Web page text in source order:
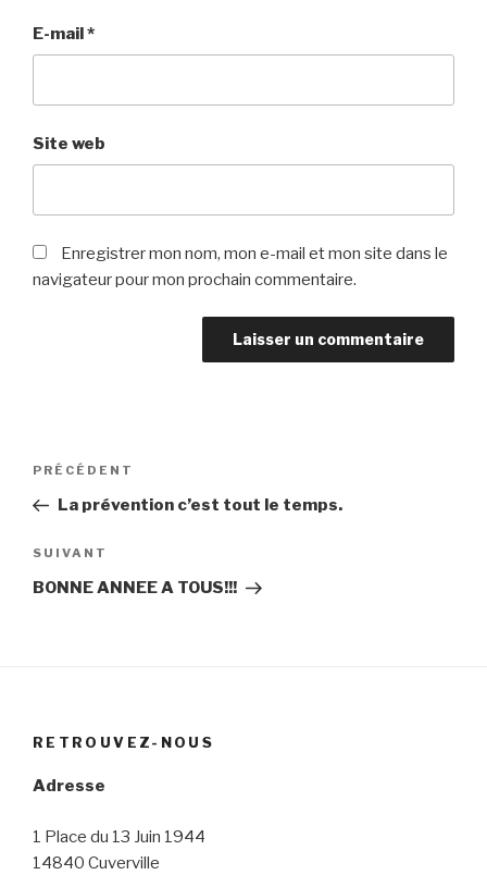
E-mail*
Site web
Enregistrer mon nom, mon e-mail et mon site dans le
navigateur pour mon prochain commentaire.
Navigation
l’article
Article
précédent
PRÉCÉDENT
La prévention c’est tout le temps.
Article
suivant
SUIVANT
BONNE ANNEE A TOUS!!!
RETROUVEZ-NOUS
Adresse
1 Place du 13 Juin 1944
14840 Cuverville